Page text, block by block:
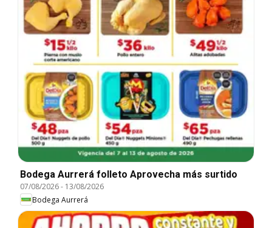
Bodega Aurrerá folleto Aprovecha más surtido
07/08/2026- 13/08/2026
Bodega Aurrerá